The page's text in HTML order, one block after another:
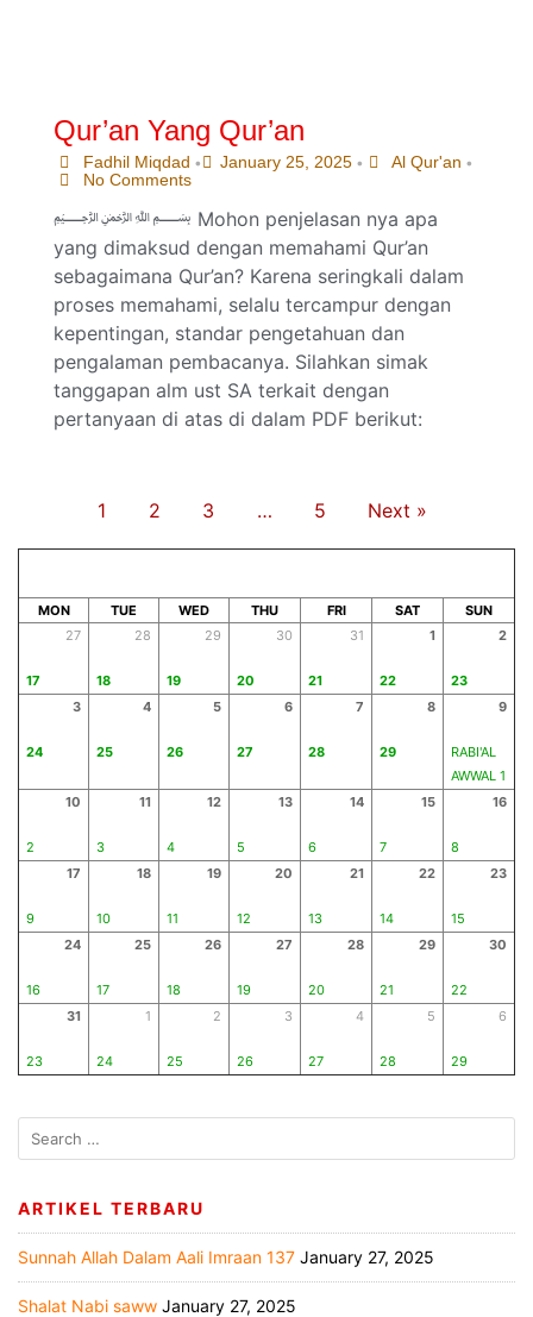
Qur’an Yang Qur’an
Fadhil Miqdad • January 25, 2025 • Al Qur'an •
No Comments
﷽ Mohon penjelasan nya apa
yang dimaksud dengan memahami Qur’an
sebagaimana Qur’an? Karena seringkali dalam
proses memahami, selalu tercampur dengan
kepentingan, standar pengetahuan dan
pengalaman pembacanya. Silahkan simak
tanggapan alm ust SA terkait dengan
pertanyaan di atas di dalam PDF berikut:
1 2 3 … 5 Next »
MON TUE WED THU FRI SAT
SUN
27
17
28
18
29
19
30
20
31
21
1
22
2
23
3
24
4
25
5
26
6
27
7
28
8
29
9
RABI'AL
AWWAL 1
10
2
11
3
12
4
13
5
14
6
15
7
16
8
17
9
18
10
19
11
20
12
21
13
22
14
23
15
24
16
25
17
26
18
27
19
28
20
29
21
30
22
31
23
1
24
2
25
3
26
4
27
5
28
6
29
ARTIKEL TERBARU
Sunnah Allah Dalam Aali Imraan 137 January 27, 2025
Shalat Nabi saww January 27, 2025